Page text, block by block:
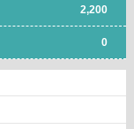
2,200
0